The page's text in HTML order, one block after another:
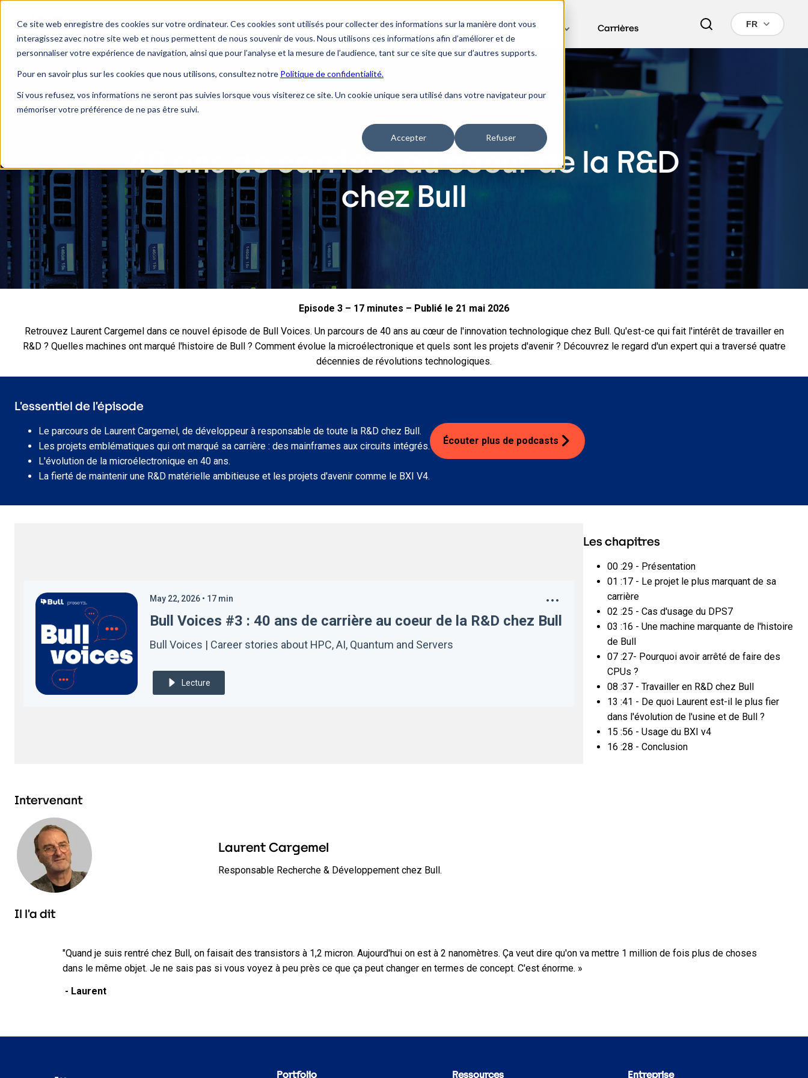
Ce site web enregistre des cookies sur votre ordinateur. Ces cookies sont utilisés pour collecter des informations sur la manière dont vous
interagissez avec notre site web et nous permettent de nous souvenir de vous. Nous utilisons ces informations afin d’améliorer et de
personnaliser votre expérience de navigation, ainsi que pour l’analyse et la mesure de l’audience, tant sur ce site que sur d’autres supports.
Pour en savoir plus sur les cookies que nous utilisons, consultez notre Politique de confidentialité.
Si vous refusez, vos informations ne seront pas suivies lorsque vous visiterez ce site. Un cookie unique sera utilisé dans votre navigateur pour
mémoriser votre préférence de ne pas être suivi.
Accepter Refuser
Produits Solutions Services Actualités & ressources À propos Carrières FR
Bull Voices - Podcast
40 ans de carrière au coeur de la R&D
chez Bull
Episode 3 – 17 minutes – Publié le 21 mai 2026
Retrouvez Laurent Cargemel dans ce nouvel épisode de Bull Voices. Un parcours de 40 ans au cœur de l'innovation technologique chez Bull. Qu'est-ce qui fait l'intérêt de travailler en
R&D ? Quelles machines ont marqué l'histoire de Bull ? Comment évolue la microélectronique et quels sont les projets d'avenir ? Découvrez le regard d'un expert qui a traversé quatre
décennies de révolutions technologiques.
L’essentiel de l’épisode
Le parcours de Laurent Cargemel, de développeur à responsable de toute la R&D chez Bull.
Les projets emblématiques qui ont marqué sa carrière : des mainframes aux circuits intégrés.
L'évolution de la microélectronique en 40 ans.
La fierté de maintenir une R&D matérielle ambitieuse et les projets d'avenir comme le BXI V4.
Écouter plus de podcasts
May 22, 2026 • 17 min
Bull Voices #3 : 40 ans de carrière au coeur de la R&D chez Bull
Bull Voices | Career stories about HPC, AI, Quantum and Servers
Lecture
Les chapitres
00 :29 - Présentation
01 :17 - Le projet le plus marquant de sa
carrière
02 :25 - Cas d'usage du DPS7
03 :16 - Une machine marquante de l'histoire
de Bull
07 :27- Pourquoi avoir arrêté de faire des
CPUs ?
08 :37 - Travailler en R&D chez Bull
13 :41 - De quoi Laurent est-il le plus fier
dans l'évolution de l'usine et de Bull ?
15 :56 - Usage du BXI v4
16 :28 - Conclusion
Intervenant
Laurent Cargemel
Responsable Recherche & Développement chez Bull.
Il l’a dit
"Quand je suis rentré chez Bull, on faisait des transistors à 1,2 micron. Aujourd'hui on est à 2 nanomètres. Ça veut dire qu'on va mettre 1 million de fois plus de choses
dans le même objet. Je ne sais pas si vous voyez à peu près ce que ça peut changer en termes de concept. C'est énorme. »
- Laurent
Portfolio Ressources Entreprise